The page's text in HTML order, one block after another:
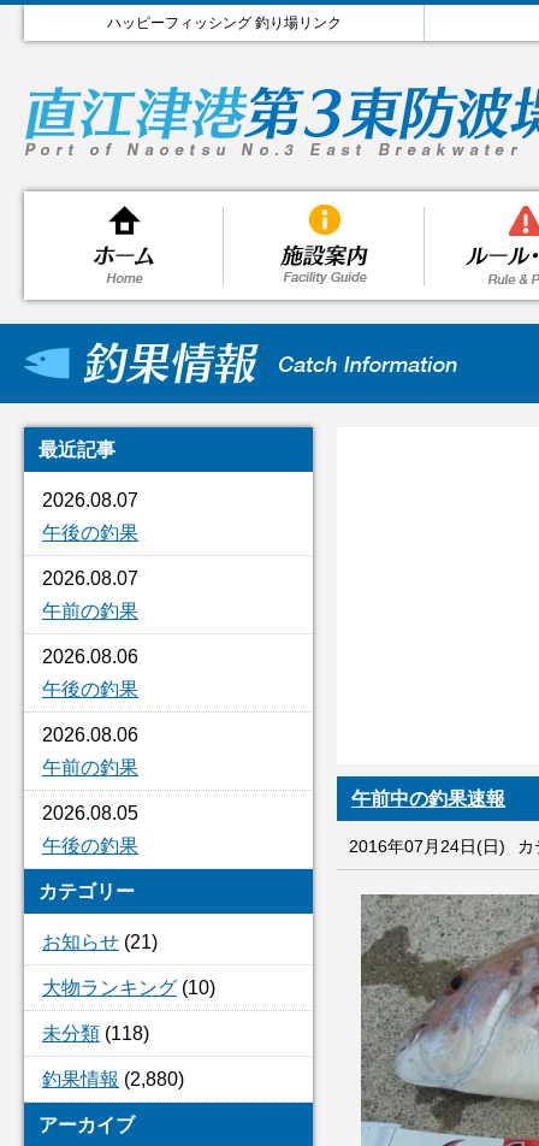
ハッピーフィッシング 釣り場リンク
最近記事
2026.08.07
午後の釣果
2026.08.07
午前の釣果
2026.08.06
午後の釣果
2026.08.06
午前の釣果
2026.08.05
午後の釣果
カテゴリー
お知らせ (21)
大物ランキング (10)
未分類 (118)
釣果情報 (2,880)
アーカイブ
午前中の釣果速報
2016年07月24日(日) カ